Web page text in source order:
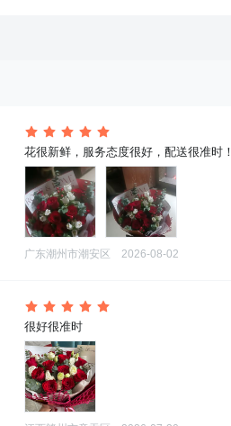
花很新鲜，服务态度很好，配送很准时！
广东潮州市潮安区 2026-08-02
很好很准时